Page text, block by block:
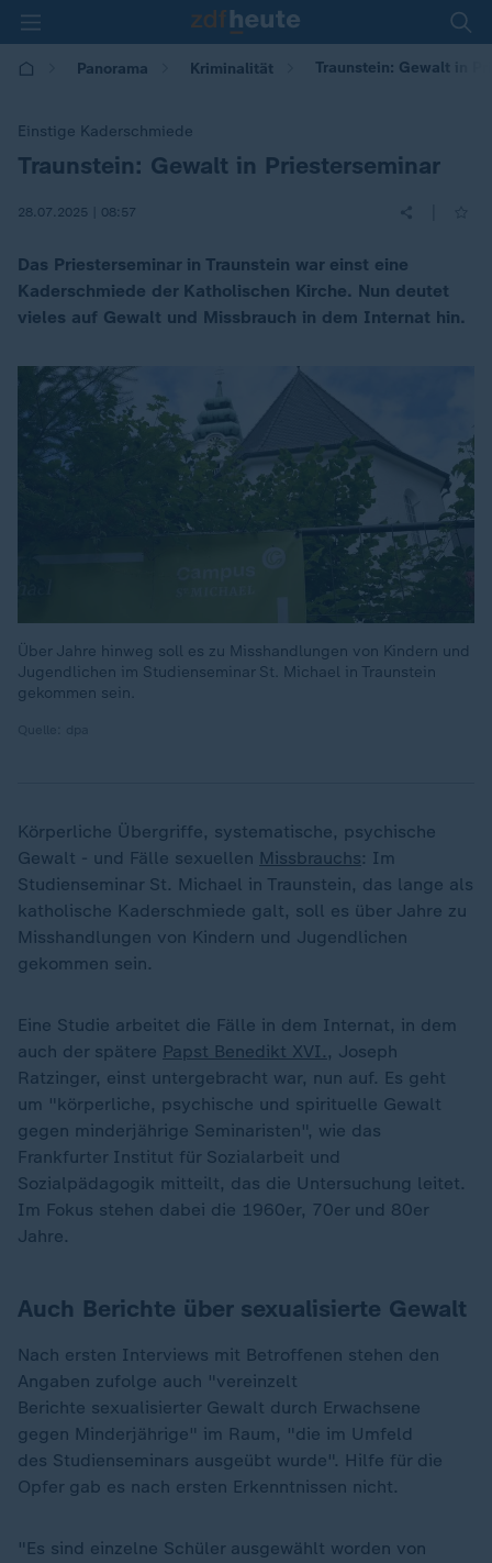
Panorama Kriminalität Traunstein: Gewalt in
Einstige Kaderschmiede
:
Traunstein: Gewalt in Priesterseminar
28.07.2025 | 08:57
Das Priesterseminar in Traunstein war einst eine
Kaderschmiede der Katholischen Kirche. Nun deutet
vieles auf Gewalt und Missbrauch in dem Internat hin.
Über Jahre hinweg soll es zu Misshandlungen von Kindern und
Jugendlichen im Studienseminar St. Michael in Traunstein
gekommen sein.
Körperliche Übergriffe, systematische, psychische
Gewalt - und Fälle sexuellen Missbrauchs: Im
Studienseminar St. Michael in Traunstein, das lange als
katholische Kaderschmiede galt, soll es über Jahre zu
Misshandlungen von Kindern und Jugendlichen
gekommen sein.
Eine Studie arbeitet die Fälle in dem Internat, in dem
auch der spätere Papst Benedikt XVI. , Joseph
Ratzinger, einst untergebracht war, nun auf. Es geht
um "körperliche, psychische und spirituelle Gewalt
gegen minderjährige Seminaristen", wie das
Frankfurter Institut für Sozialarbeit und
Sozialpädagogik mitteilt, das die Untersuchung leitet.
Im Fokus stehen dabei die 1960er, 70er und 80er
Jahre.
Auch Berichte über sexualisierte Gewalt
Nach ersten Interviews mit Betroffenen stehen den
Angaben zufolge auch "vereinzelt
Berichte sexualisierter Gewalt durch Erwachsene
gegen Minderjährige" im Raum, "die im Umfeld
des Studienseminars ausgeübt wurde". Hilfe für die
Opfer gab es nach ersten Erkenntnissen nicht.
"Es sind einzelne Schüler ausgewählt worden von